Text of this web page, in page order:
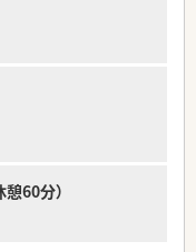
気が自慢であり、患者様
明るい活気のある職場
に深く、お子様の行事や
合える体制が自然と整
一人ひとりの薬剤師が業
様と向き合える環境が維
60分）